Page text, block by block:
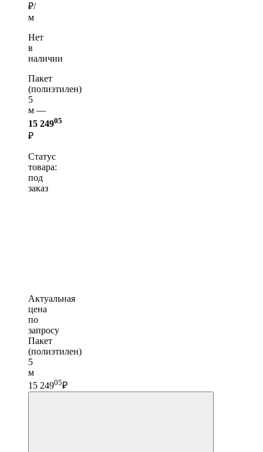
₽/
м
Нет
в
наличии
Пакет
(полиэтилен)
5
м —
15 24905
₽
Статус
товара:
под
заказ
Актуальная
цена
по
запросу
Пакет
(полиэтилен)
5
м
15 24905₽